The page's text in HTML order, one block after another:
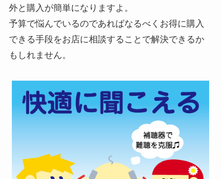
外と購入が簡単になりますよ。
予算で悩んでいるのであればなるべくお得に購入
できる手段をお店に相談することで解決できるか
もしれません。